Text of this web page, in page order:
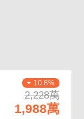
10.8%
2,228萬
1,988萬